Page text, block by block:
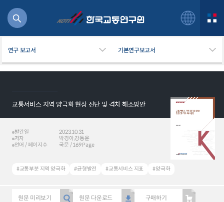
연구 보고서 기본연구보고서
교통서비스 지역 양극화 현상 진단 및 격차 해소방안
발간일
2023.10.31
저자
박경아,강동운
언어 / 페이지수
국문 / 169 Page
#교통부분 지역 양극화 #균형발전 #교통서비스 지표 #양극화
원문 미리보기 원문 다운로드 구매하기